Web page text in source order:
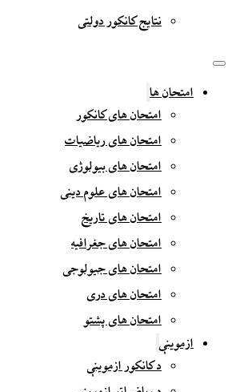
نتایج کانکور دولتی
امتحان ها
امتحان های کانکور
امتحان های ریاضیات
امتحان های بیولوژی
امتحان های علوم دینی
امتحان های تاریخ
امتحان های جغرافیه
امتحان های جیولوجی
امتحان های دری
امتحان های پشتو
ازموینې
د کانکور ازموینې